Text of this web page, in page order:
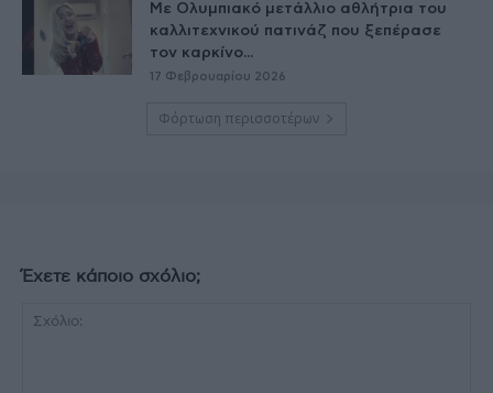
Με Ολυμπιακό μετάλλιο αθλήτρια του
καλλιτεχνικού πατινάζ που ξεπέρασε
τον καρκίνο...
17 Φεβρουαρίου 2026
Φόρτωση περισσοτέρων
Έχετε κάποιο σχόλιο;